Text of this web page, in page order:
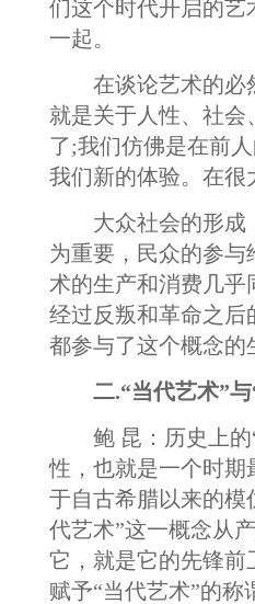
们这个时代开启的艺
一起。
在谈论艺术的必然
就是关于人性、社
了;我们仿佛是在前
我们新的体验。在很
大众社会的形成，
为重要，民众的参
术的生产和消费几
经过反叛和革命之后
都参与了这个概念的
二.“当代艺术”
鲍 昆：历史上的“
性，也就是一个时期
于自古希腊以来的模
代艺术”这一概念从
它，就是它的先锋前
赋予“当代艺术”的称